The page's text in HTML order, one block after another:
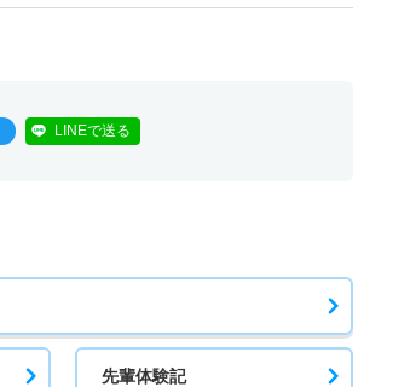
LINEで送る
先輩体験記